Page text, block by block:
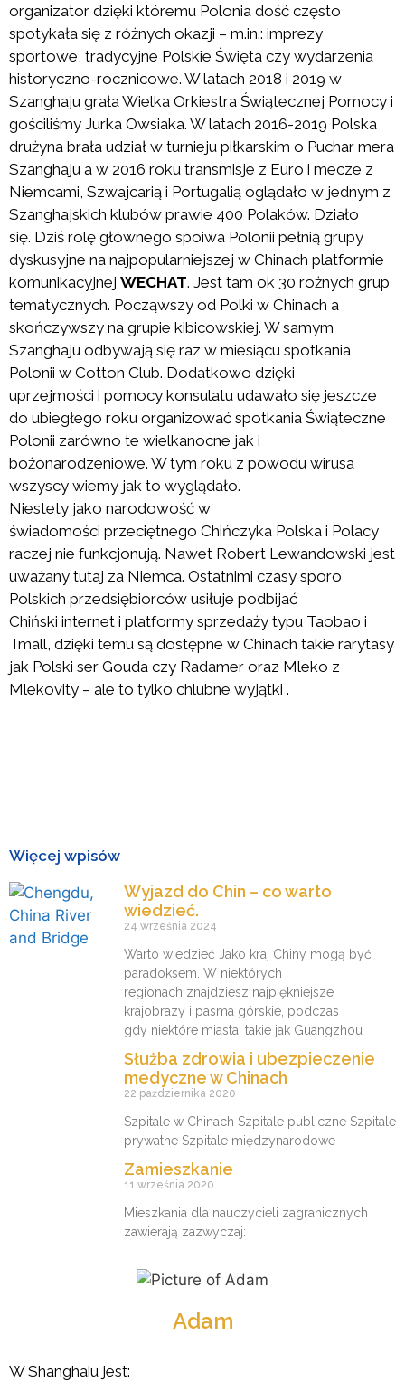
Adam
W Shanghaiu jest:
organizator dzięki któremu Polonia dość często
spotykała się z różnych okazji – m.in.: imprezy
sportowe, tradycyjne Polskie Święta czy wydarzenia
historyczno-rocznicowe. W latach 2018 i 2019 w
Szanghaju grała Wielka Orkiestra Świątecznej Pomocy i
gościliśmy Jurka Owsiaka. W latach 2016-2019 Polska
drużyna brała udział w turnieju piłkarskim o Puchar mera
Szanghaju a w 2016 roku transmisje z Euro i mecze z
Niemcami, Szwajcarią i Portugalią oglądało w jednym z
Szanghajskich klubów prawie 400 Polaków. Działo
się. Dziś rolę głównego spoiwa Polonii pełnią grupy
dyskusyjne na najpopularniejszej w Chinach platformie
komunikacyjnej WECHAT. Jest tam ok 30 rożnych grup
tematycznych. Począwszy od Polki w Chinach a
skończywszy na grupie kibicowskiej. W samym
Szanghaju odbywają się raz w miesiącu spotkania
Polonii w Cotton Club. Dodatkowo dzięki
uprzejmości i pomocy konsulatu udawało się jeszcze
do ubiegłego roku organizować spotkania Świąteczne
Polonii zarówno te wielkanocne jak i
bożonarodzeniowe. W tym roku z powodu wirusa
wszyscy wiemy jak to wyglądało.
Niestety jako narodowość w
świadomości przeciętnego Chińczyka Polska i Polacy
raczej nie funkcjonują. Nawet Robert Lewandowski jest
uważany tutaj za Niemca. Ostatnimi czasy sporo
Polskich przedsiębiorców usiłuje podbijać
Chiński internet i platformy sprzedaży typu Taobao i
Tmall, dzięki temu są dostępne w Chinach takie rarytasy
jak Polski ser Gouda czy Radamer oraz Mleko z
Mlekovity – ale to tylko chlubne wyjątki .
Więcej wpisów
Wyjazd do Chin – co warto
wiedzieć.
24 września 2024
Warto wiedzieć Jako kraj Chiny mogą być
paradoksem. W niektórych
regionach znajdziesz najpiękniejsze
krajobrazy i pasma górskie, podczas
gdy niektóre miasta, takie jak Guangzhou
Służba zdrowia i ubezpieczenie
medyczne w Chinach
22 października 2020
Szpitale w Chinach Szpitale publiczne Szpitale
prywatne Szpitale międzynarodowe
Zamieszkanie
11 września 2020
Mieszkania dla nauczycieli zagranicznych
zawierają zazwyczaj: